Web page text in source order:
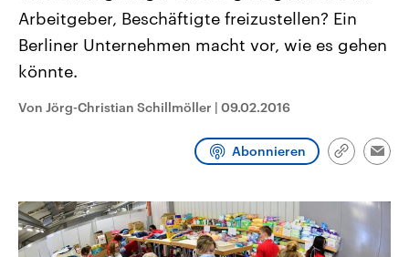
Wahlprogramme, aktuelle Berichte
und Hintergründe zu den Parteien
und Kandidaten der anstehenden
Wahl.
Sendungen Programm Podcasts
Audio-Archiv
Arbeitgeber, Beschäftigte freizustellen? Ein
Berliner Unternehmen macht vor, wie es gehen
könnte.
Von Jörg-Christian Schillmöller | 09.02.2016
Abonnieren
Link